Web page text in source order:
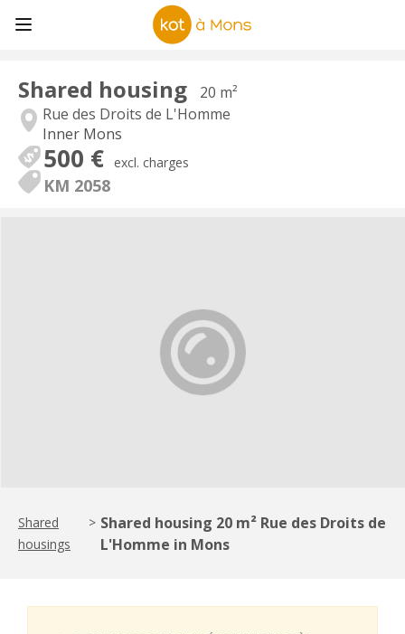
Shared housing
20 m²
Rue des Droits de L'Homme
Inner Mons
500 € excl. charges
KM 2058
Shared
housings
> Shared housing 20 m² Rue des Droits de
L'Homme in Mons